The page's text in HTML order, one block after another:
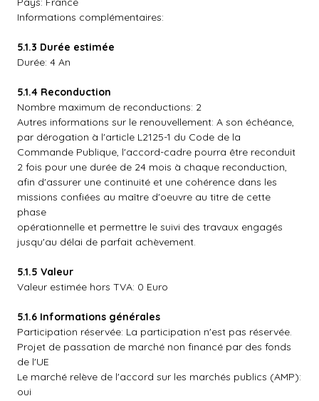
Informations complémentaires:
5.1.3 Durée estimée
Durée: 4 An
5.1.4 Reconduction
Nombre maximum de reconductions: 2
Autres informations sur le renouvellement: A son échéance,
par dérogation à l'article L2125-1 du Code de la
Commande Publique, l'accord-cadre pourra être reconduit
2 fois pour une durée de 24 mois à chaque reconduction,
afin d'assurer une continuité et une cohérence dans les
missions confiées au maître d'oeuvre au titre de cette
phase
opérationnelle et permettre le suivi des travaux engagés
jusqu'au délai de parfait achèvement.
5.1.5 Valeur
Valeur estimée hors TVA: 0 Euro
5.1.6 Informations générales
Participation réservée: La participation n'est pas réservée.
Projet de passation de marché non financé par des fonds
de l'UE
Le marché relève de l'accord sur les marchés publics (AMP):
oui